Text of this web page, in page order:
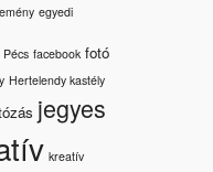
egyedi
Pécs facebook fotó
Hertelendy kastély
jegyes
kreatív